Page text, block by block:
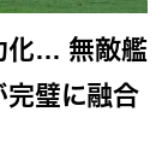
化… 無敵艦
完璧に融合